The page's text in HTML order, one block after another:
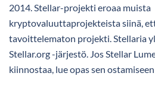
2014. Stellar-projekti eroaa muista
kryptovaluuttaprojekteista siinä,
tavoittelematon projekti. Stellaria
Stellar.org -järjestö. Jos Stellar
kiinnostaa, lue opas sen